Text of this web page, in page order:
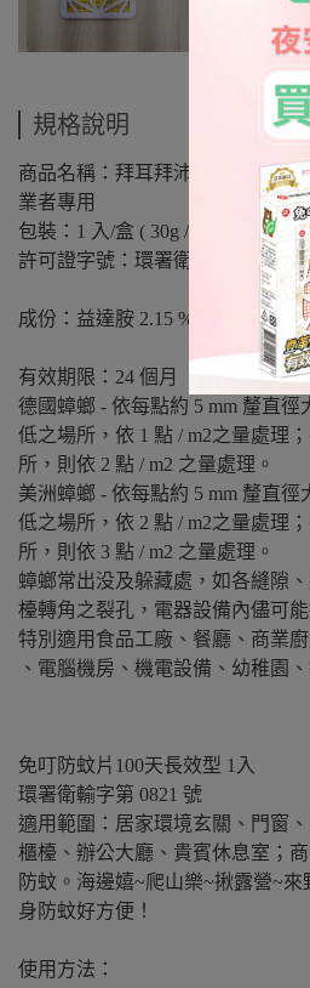
規格說明
商品名稱：拜耳拜沛達蟑螂凝膠餌
業者專用
包裝：1 入/盒 ( 30g / pcs)
許可證字號：環署衛輸字第 0697
成份：益達胺 2.15 %w/w
有效期限：24 個月
德國蟑螂 - 依每點約 5 mm 釐直
低之場所，依 1 點 / m2之量處理
所，則依 2 點 / m2 之量處理。
美洲蟑螂 - 依每點約 5 mm 釐直
低之場所，依 2 點 / m2之量處理
所，則依 3 點 / m2 之量處理。
蟑螂常出没及躲藏處，如各縫隙
檯轉角之裂孔，電器設備內儘可
特別適用食品工廠、餐廳、商業
、電腦機房、機電設備、幼稚園
免叮防蚊片100天長效型 1入
環署衛輸字第 0821 號
適用範圍：居家環境玄關、門窗
櫃檯、辦公大廳、貴賓休息室；
防蚊。海邊嬉~爬山樂~揪露營~
身防蚊好方便！
使用方法：